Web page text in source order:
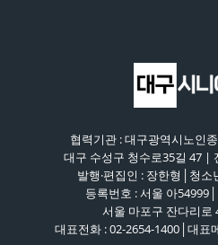
협력기관 : 대구광역시노인
대구 수성구 청수로35길 47 |
발행·편집인 : 장한형│청소
등록번호 : 서울 아
서울 마포구 잔다리로
대표전화 : 02-2654-1400│대표